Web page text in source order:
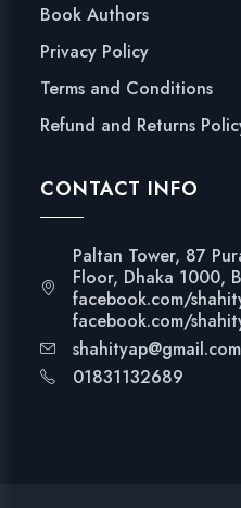
Book Authors
Privacy Policy
Terms and Conditions
Refund and Returns
CONTACT INFO
Paltan Tower, 87
Floor, Dhaka 1000,
facebook.com/
facebook.com/
shahityap@gmail.com
01831132689